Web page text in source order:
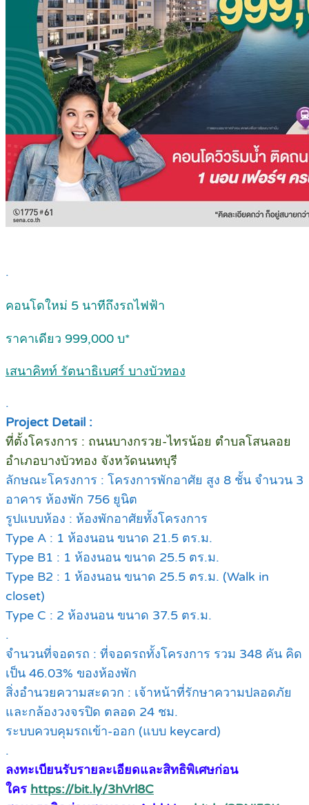
.
คอนโดใหม่ 5 นาทีถึงรถไฟฟ้า
ราคาเดียว 999,000 บ*
เสนาคิทท์ รัตนาธิเบศร์ บางบัวทอง
.
Project Detail :
ที่ตั้งโครงการ : ถนนบางกรวย-ไทรน้อย ตำบลโสนลอย
อำเภอบางบัวทอง จังหวัดนนทบุรี
ลักษณะโครงการ : โครงการพักอาศัย สูง 8 ชั้น จำนวน 3
อาคาร ห้องพัก 756 ยูนิต
รูปแบบห้อง : ห้องพักอาศัยทั้งโครงการ
Type A : 1 ห้องนอน ขนาด 21.5 ตร.ม.
Type B1 : 1 ห้องนอน ขนาด 25.5 ตร.ม.
Type B2 : 1 ห้องนอน ขนาด 25.5 ตร.ม. (Walk in
closet)
Type C : 2 ห้องนอน ขนาด 37.5 ตร.ม.
.
จำนวนที่จอดรถ : ที่จอดรถทั้งโครงการ รวม 348 คัน คิด
เป็น 46.03% ของห้องพัก
สิ่งอำนวยความสะดวก : เจ้าหน้าที่รักษาความปลอดภัย
และกล้องวงจรปิด ตลอด 24 ชม.
ระบบควบคุมรถเข้า-ออก (แบบ keycard)
.
ลงทะเบียนรับรายละเอียดและสิทธิพิเศษก่อน
ใคร https://bit.ly/3hVrl8C